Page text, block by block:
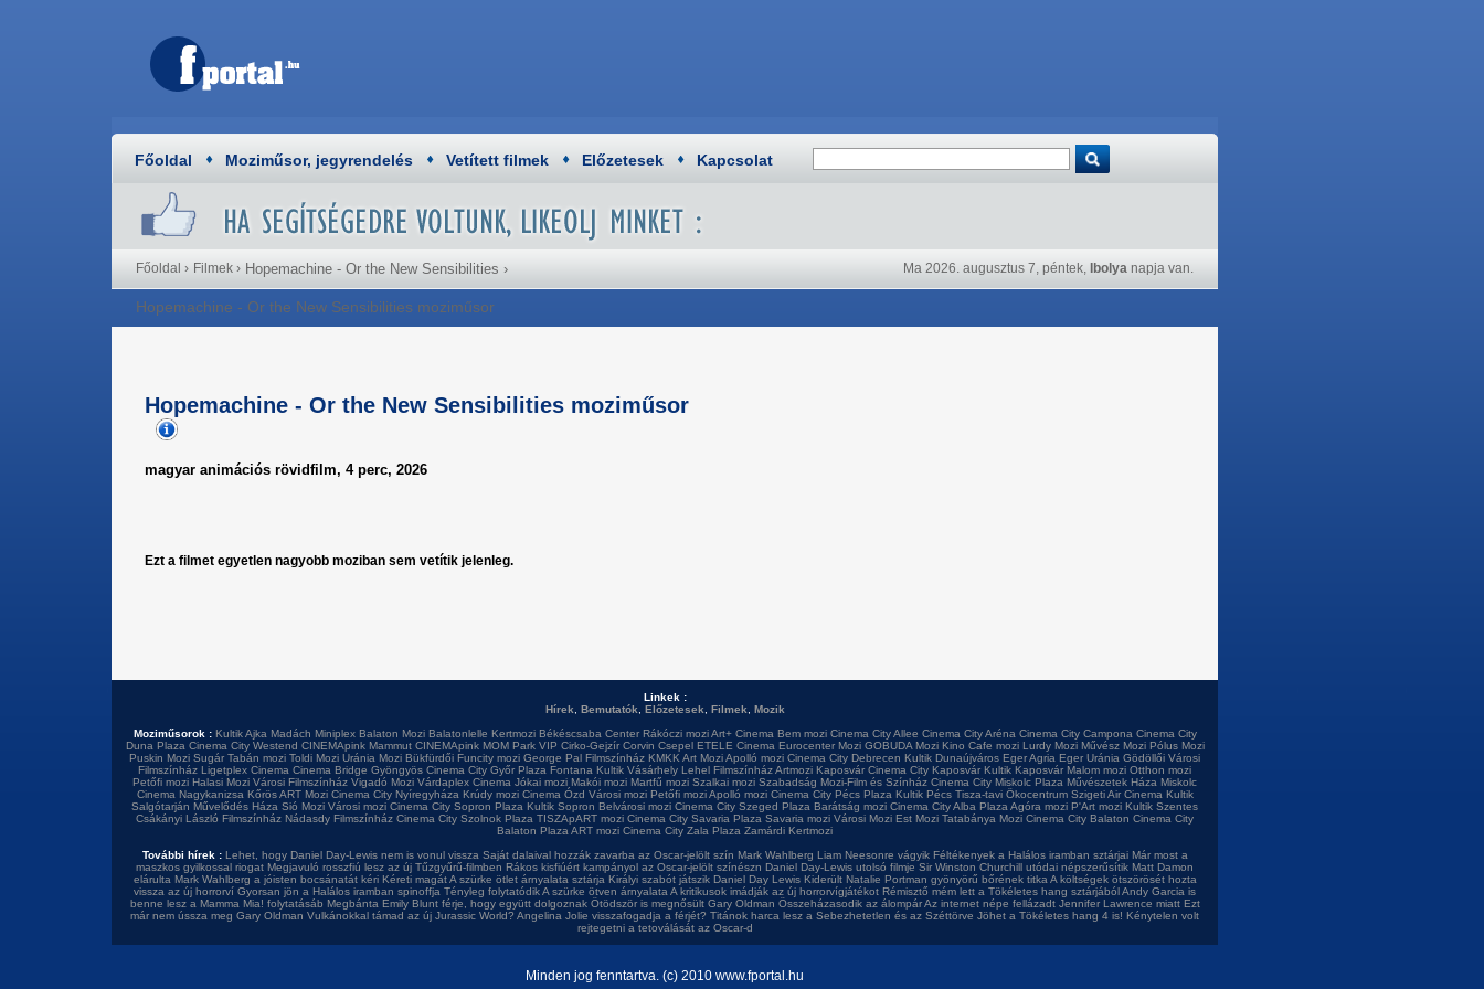
Főoldal Moziműsor, jegyrendelés Vetített filmek Előzetesek Kapcsolat
Főoldal › Filmek › Hopemachine - Or the New Sensibilities ›
Hopemachine - Or the New Sensibilities moziműsor
Ma 2026. augusztus 7, péntek, Ibolya napja van.
Hopemachine - Or the New Sensibilities moziműsor
magyar animációs rövidfilm, 4 perc, 2026
Ezt a filmet egyetlen nagyobb moziban sem vetítik jelenleg.
Linkek :
Hírek
Bemutatók Előzetesek Filmek
Mozik
Moziműsorok : Kultik Ajka Madách Miniplex Balaton Mozi Balatonlelle Kertmozi Békéscsaba Center Rákóczi mozi Art+ Cinema Bem mozi Cinema City Allee Cinema City Aréna Cinema City Campona Cinema City
Duna Plaza Cinema City Westend CINEMApink Mammut CINEMApink MOM Park VIP Cirko-Gejzír Corvin Csepel ETELE Cinema Eurocenter Mozi GOBUDA Mozi Kino Cafe mozi Lurdy Mozi Művész Mozi Pólus Mozi
Puskin Mozi Sugár Tabán mozi Toldi Mozi Uránia Mozi Bükfürdői Funcity mozi George Pal Filmszínház KMKK Art MoziApolló mozi Cinema City Debrecen Kultik Dunaújváros Eger Agria Eger Uránia Gödöllői Városi
Filmszínház Ligetplex Cinema Cinema Bridge Gyöngyös Cinema City Győr Plaza Fontana Kultik Vásárhely Lehel FilmszínházArtmozi Kaposvár Cinema City Kaposvár Kultik Kaposvár Malom mozi Otthon mozi
Petőfi mozi Halasi Mozi Városi Filmszínház Vigadó Mozi Várdaplex Cinema Jókai mozi Makói mozi Martfű mozi Szalkai mozi Szabadság Mozi-Film és Színház Cinema City Miskolc Plaza Művészetek Háza Miskolc
Cinema Nagykanizsa Kőrös ART Mozi Cinema City Nyíregyháza Krúdy mozi Cinema Ózd Városi mozi Petőfi mozi Apolló mozi Cinema City Pécs Plaza Kultik Pécs Tisza-tavi Ökocentrum Szigeti Air Cinema Kultik
Salgótarján Művelődés Háza Sió Mozi Városi mozi Cinema City Sopron Plaza Kultik Sopron Belvárosi mozi Cinema City Szeged Plaza Barátság mozi Cinema City Alba Plaza Agóra mozi P'Art mozi Kultik Szentes
Csákányi László Filmszínház Nádasdy Filmszínház Cinema City Szolnok Plaza TISZApART mozi Cinema City Savaria Plaza Savaria mozi Városi Mozi Est Mozi Tatabánya Mozi Cinema City Balaton Cinema City
Balaton Plaza ART mozi Cinema City Zala Plaza Zamárdi Kertmozi
További hírek : Lehet, hogy Daniel Day-Lewis nem is vonul vissza Saját dalaival hozzák zavarba az Oscar-jelölt szín Mark Wahlberg Liam Neesonre vágyik Féltékenyek a Halálos iramban sztárjai Már most a
maszkos gyilkossal riogat Megjavuló rosszfiú lesz az új Tűzgyűrű-filmben Rákos kisfiúért kampányol az Oscar-jelölt színészn Daniel Day-Lewis utolsó filmje Sir Winston Churchill utódai népszerűsítik Matt Damon
elárulta Mark Wahlberg a jóisten bocsánatát kéri Kéreti magát A szürke ötlet árnyalata sztárja Királyi szabót játszik Daniel Day Lewis Kiderült Natalie Portman gyönyörű bőrének titka A költségek ötszörösét hozta
vissza az új horrorví Gyorsan jön a Halálos iramban spinoffja Tényleg folytatódik A szürke ötven árnyalata A kritikusok imádják az új horrorvígjátékot Rémisztő mém lett a Tökéletes hang sztárjábólAndy Garcia is
benne lesz a Mamma Mia! folytatásáb Megbánta Emily Blunt férje, hogy együtt dolgoznak Ötödször is megnősült Gary Oldman Összeházasodik az álompár Az internet népe fellázadt Jennifer Lawrence miatt Ezt
már nem ússza meg Gary Oldman Vulkánokkal támad az új Jurassic World? Angelina Jolie visszafogadja a férjét? Titánok harca lesz a Sebezhetetlen és az Széttörve Jöhet a Tökéletes hang 4 is! Kénytelen volt
rejtegetni a tetoválását az Oscar-d
Minden jog fenntartva. (c) 2010 www.fportal.hu